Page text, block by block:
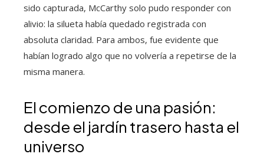
sido capturada, McCarthy solo pudo responder con
alivio: la silueta había quedado registrada con
absoluta claridad. Para ambos, fue evidente que
habían logrado algo que no volvería a repetirse de la
misma manera.
El comienzo de una pasión:
desde el jardín trasero hasta el
universo